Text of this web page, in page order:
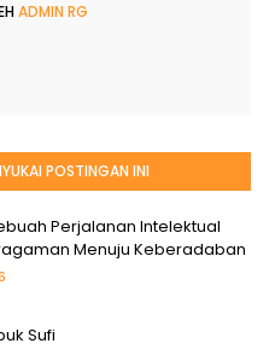
ADMIN RG
POSTINGAN INI
Perjalanan Intelektual
Menuju Keberadaban
Sufi